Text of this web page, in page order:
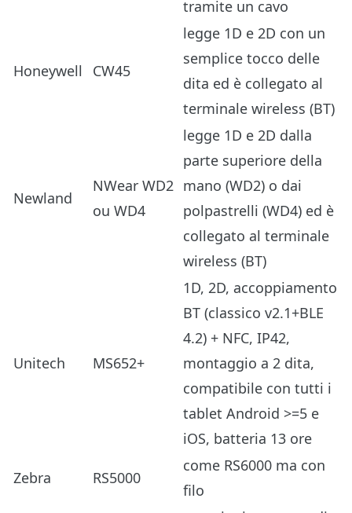
tramite un cavo
Honeywell CW45
legge 1D e 2D con un
semplice tocco delle
dita ed è collegato al
terminale wireless (BT)
Newland
NWear WD2
ou WD4
legge 1D e 2D dalla
parte superiore della
mano (WD2) o dai
polpastrelli (WD4) ed è
collegato al terminale
wireless (BT)
Unitech MS652+
1D, 2D, accoppiamento
BT (classico v2.1+BLE
4.2) + NFC, IP42,
montaggio a 2 dita,
compatibile con tutti i
tablet Android >=5 e
iOS, batteria 13 ore
Zebra RS5000
come RS6000 ma con
filo